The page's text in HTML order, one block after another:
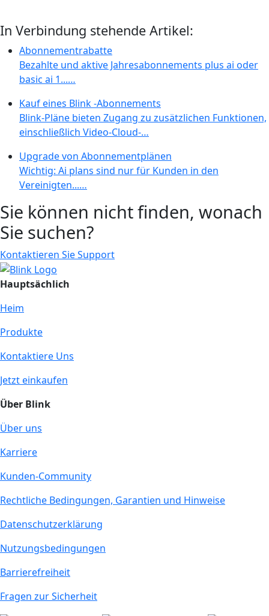
In Verbindung stehende Artikel:
Abonnementrabatte
Bezahlte und aktive Jahresabonnements plus ai oder
basic ai 1...…
Kauf eines Blink -Abonnements
Blink-Pläne bieten Zugang zu zusätzlichen Funktionen,
einschließlich Video-Cloud-…
Upgrade von Abonnementplänen
Wichtig: Ai plans sind nur für Kunden in den
Vereinigten...…
Sie können nicht finden, wonach
Sie suchen?
Kontaktieren Sie Support
Hauptsächlich
Heim
Produkte
Kontaktiere Uns
Jetzt einkaufen
Über Blink
Über uns
Karriere
Kunden-Community
Rechtliche Bedingungen, Garantien und Hinweise
Datenschutzerklärung
Nutzungsbedingungen
Barrierefreiheit
Fragen zur Sicherheit